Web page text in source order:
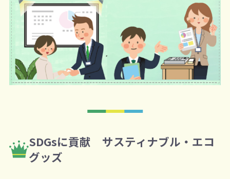
SDGsに貢献 サスティナブル・エコ
グッズ